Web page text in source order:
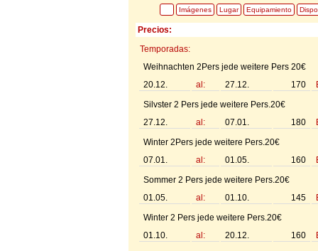
Imágenes Lugar Equipamiento
Precios:
Temporadas:
Weihnachten 2Pers jede weitere Pers 20€
20.12.
al: 27.12. 170
Silvster 2 Pers jede weitere Pers.20€
27.12.
al: 07.01. 180
Winter 2Pers jede weitere Pers.20€
07.01.
al: 01.05. 160
Sommer 2 Pers jede weitere Pers.20€
01.05.
al: 01.10. 145
Winter 2 Pers jede weitere Pers.20€
01.10.
al: 20.12. 160